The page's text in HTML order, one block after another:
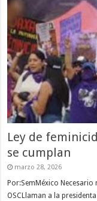
Ley de
se cumplan
marzo 28, 2026
Por:SemMéxico
OSCLlaman a la